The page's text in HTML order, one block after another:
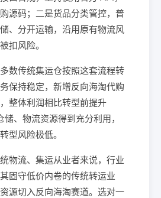
源码；二是货品分类管控，普
、分开运输，沿用原有物流风
扣风险。
数传统集运仓按照这套流程转
保持稳定，新增反向海淘代购
整体利润相比转型前提升
、物流资源得到充分利用，
型风险极低。
物流、集运从业者来说，行业
固守低价内卷的传统转运业
源切入反向海淘赛道。选对一